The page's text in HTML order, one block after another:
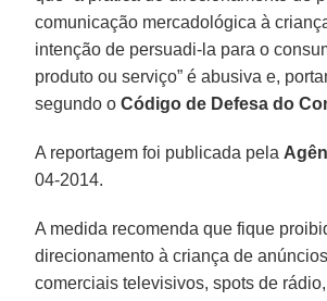
comunicação mercadológica à
intenção de persuadi-la para o
produto ou serviço” é abusiva e,
segundo oCódigo de Defesa do
A reportagem foi publicada pela
04-2014.
A medida recomenda que fique
direcionamento à criança de
comerciais televisivos, spots de